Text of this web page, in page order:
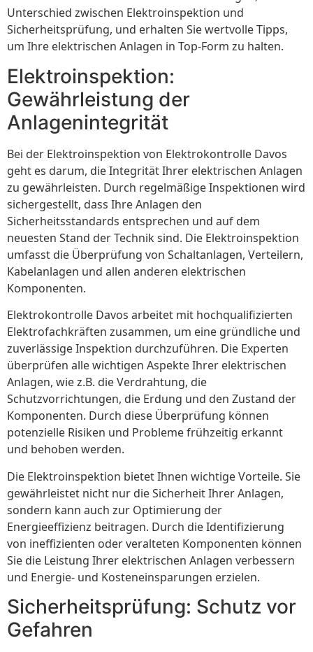
Unterschied zwischen Elektroinspektion und
Sicherheitsprüfung, und erhalten Sie wertvolle Tipps,
um Ihre elektrischen Anlagen in Top-Form zu halten.
Elektroinspektion:
Gewährleistung der
Anlagenintegrität
Bei der Elektroinspektion von Elektrokontrolle Davos
geht es darum, die Integrität Ihrer elektrischen Anlagen
zu gewährleisten. Durch regelmäßige Inspektionen wird
sichergestellt, dass Ihre Anlagen den
Sicherheitsstandards entsprechen und auf dem
neuesten Stand der Technik sind. Die Elektroinspektion
umfasst die Überprüfung von Schaltanlagen, Verteilern,
Kabelanlagen und allen anderen elektrischen
Komponenten.
Elektrokontrolle Davos arbeitet mit hochqualifizierten
Elektrofachkräften zusammen, um eine gründliche und
zuverlässige Inspektion durchzuführen. Die Experten
überprüfen alle wichtigen Aspekte Ihrer elektrischen
Anlagen, wie z.B. die Verdrahtung, die
Schutzvorrichtungen, die Erdung und den Zustand der
Komponenten. Durch diese Überprüfung können
potenzielle Risiken und Probleme frühzeitig erkannt
und behoben werden.
Die Elektroinspektion bietet Ihnen wichtige Vorteile. Sie
gewährleistet nicht nur die Sicherheit Ihrer Anlagen,
sondern kann auch zur Optimierung der
Energieeffizienz beitragen. Durch die Identifizierung
von ineffizienten oder veralteten Komponenten können
Sie die Leistung Ihrer elektrischen Anlagen verbessern
und Energie- und Kosteneinsparungen erzielen.
Sicherheitsprüfung: Schutz vor
Gefahren